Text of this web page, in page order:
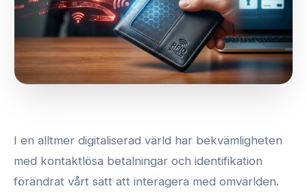
I en alltmer digitaliserad värld har bekvämligheten
med kontaktlösa betalningar och identifikation
förändrat vårt sätt att interagera med omvärlden.